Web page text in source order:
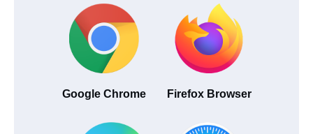
Google Chrome Firefox Browser